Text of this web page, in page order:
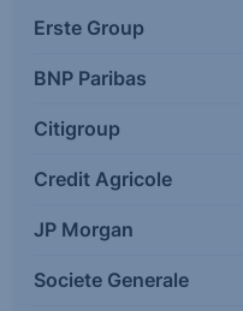
Erste Group
BNP Paribas
Citigroup
Credit Agricole
JP Morgan
Societe Generale